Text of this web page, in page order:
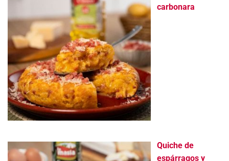
carbonara
Quiche de
espárragos y